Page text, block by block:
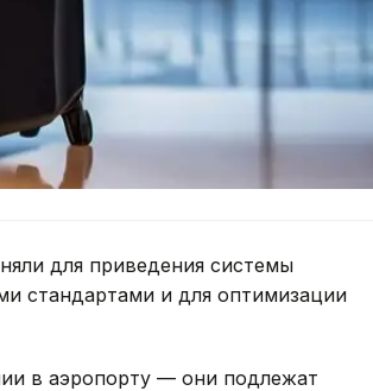
для приведения системы
стандартами и для оптимизации
в аэропорту — они подлежат